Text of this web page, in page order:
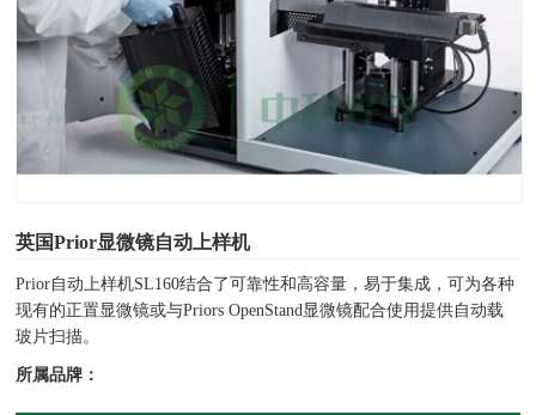
英国Prior显微镜自动上样机
Prior自动上样机SL160结合了可靠性和高容量，易于集成，可为各种
现有的正置显微镜或与Priors OpenStand显微镜配合使用提供自动载
玻片扫描。
所属品牌：